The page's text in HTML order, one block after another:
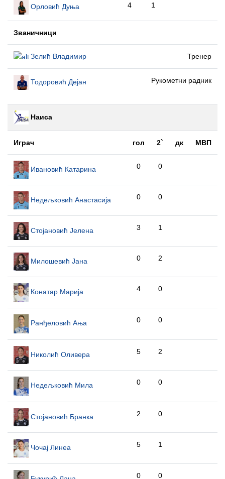
Орловић Дуња 4 1
Званичници
Зелић Владимир Тренер
Тодоровић Дејан Рукометни радник
Наиса
Играч гол 2` дк МВП
Ивановић Катарина 0 0
Недељковић Анастасија 0 0
Стојановић Јелена 3 1
Милошевић Јана 0 2
Конатар Марија 4 0
Ранђеловић Ања 0 0
Николић Оливера 5 2
Недељковић Мила 0 0
Стојановић Бранка 2 0
Чочај Линеа 5 1
0 0